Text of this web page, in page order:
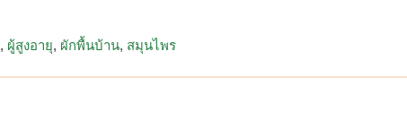
ผู้สูงอายุ ผักพื้นบ้าน สมุนไพร